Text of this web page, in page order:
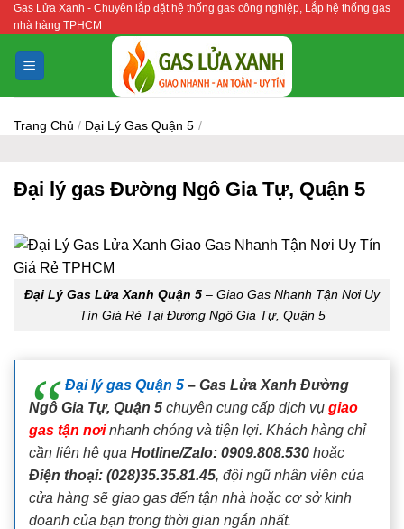
Bỏ
qua
nội
dung
Gas Lửa Xanh - Chuyên lắp đặt hệ thống gas công nghiệp, Lắp hệ thống gas
nhà hàng TPHCM
Trang Chủ / Đại Lý Gas Quận 5 /
Đại lý gas Đường Ngô Gia Tự, Quận 5
Đại Lý Gas Lửa Xanh Quận 5 – Giao Gas Nhanh Tận Nơi Uy
Tín Giá Rẻ Tại Đường Ngô Gia Tự, Quận 5
Đại lý gas Quận 5 – Gas Lửa Xanh Đường
Ngô Gia Tự, Quận 5 chuyên cung cấp dịch vụ giao
gas tận nơinhanh chóng và tiện lợi. Khách hàng chỉ
cần liên hệ qua Hotline/Zalo: 0909.808.530 hoặc
Điện thoại: (028)35.35.81.45, đội ngũ nhân viên của
cửa hàng sẽ giao gas đến tận nhà hoặc cơ sở kinh
doanh của bạn trong thời gian ngắn nhất.